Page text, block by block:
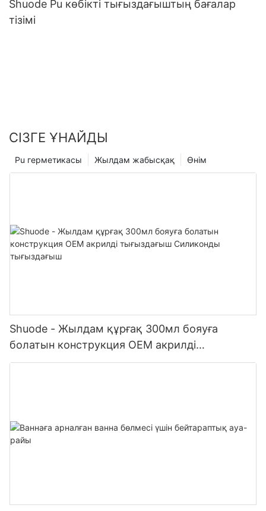
Shuode Pu көбікті тығыздағыштың бағалар
тізімі
СІЗГЕ ҰНАЙДЫ
Өнім
Жылдам жабысқақ
Pu герметикасы
Shuode - Жылдам құрғақ 300мл бояуға
болатын конструкция OEM акрилді
тығыздағыш Силиконды тығыздағыш